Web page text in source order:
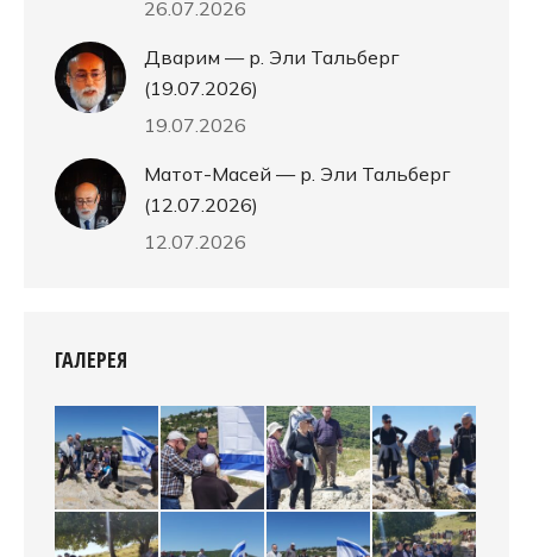
26.07.2026
Дварим — р. Эли Тальберг
(19.07.2026)
19.07.2026
Матот-Масей — р. Эли Тальберг
(12.07.2026)
12.07.2026
ГАЛЕРЕЯ